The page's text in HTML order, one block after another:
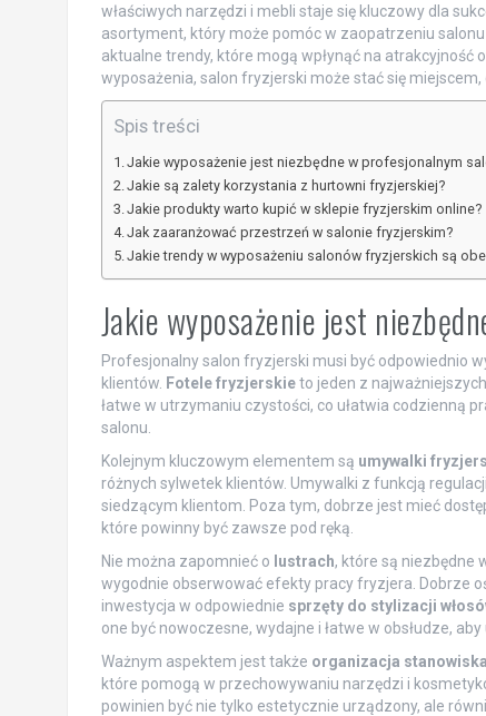
właściwych narzędzi i mebli staje się kluczowy dla
asortyment, który może pomóc w zaopatrzeniu
aktualne trendy, które mogą wpłynąć na atrakcyjność
wyposażenia, salon fryzjerski może stać się miejscem,
Spis treści
Jakie wyposażenie jest niezbędne w profesjonalnym
Jakie są zalety korzystania z hurtowni fryzjerskiej?
Jakie produkty warto kupić w sklepie fryzjerskim online?
Jak zaaranżować przestrzeń w salonie fryzjerskim?
Jakie trendy w wyposażeniu salonów fryzjerskich są
Jakie wyposażenie jest
Profesjonalny salon fryzjerski musi być odpowiednio
klientów. Fotele fryzjerskieto jeden z
łatwe w utrzymaniu czystości, co ułatwia codzienną
salonu.
Kolejnym kluczowym elementem są umywalki
różnych sylwetek klientów. Umywalki z funkcją
siedzącym klientom. Poza tym, dobrze jest mieć
które powinny być zawsze pod ręką.
Nie można zapomnieć o lustrach, które są niezbędne
wygodnie obserwować efekty pracy fryzjera. Dobrze
inwestycja w odpowiednie sprzęty do stylizacji
one być nowoczesne, wydajne i łatwe w obsłudze,
Ważnym aspektem jest także organizacja
które pomogą w przechowywaniu narzędzi i
powinien być nie tylko estetycznie urządzony, ale